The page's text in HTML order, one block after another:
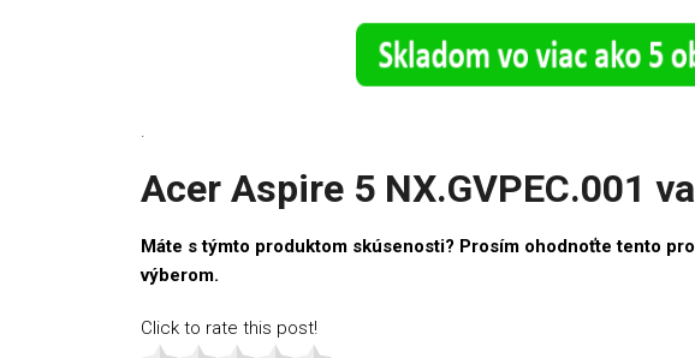
.
Acer Aspire 5 NX.GVPEC.001
Máte s týmto produktom skúsenosti? Prosím ohodnoťte tento
výberom.
Click to rate this post!